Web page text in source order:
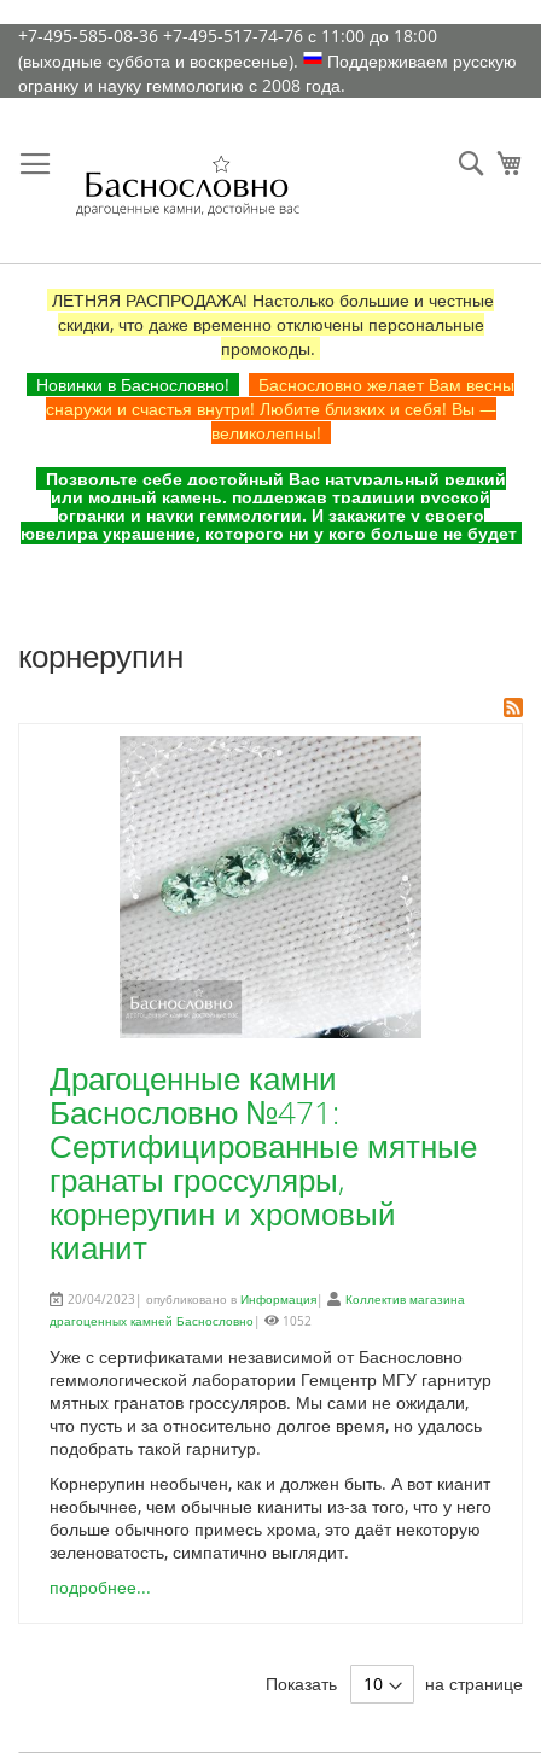
К
содержимому
+7-495-585-08-36 +7-495-517-74-76 с 11:00 до 18:00
(выходные суббота и воскресенье).
Поддерживаем русскую
огранку и науку геммологию с 2008 года.
ЛЕТНЯЯ РАСПРОДАЖА! Настолько большие и честные
скидки, что даже временно отключены персональные
промокоды.
Новинки в Баснословно!
Баснословно желает Вам весны
снаружи и счастья внутри! Любите близких и себя! Вы —
великолепны!
Позвольте себе достойный Вас натуральный редкий
или модный камень, поддержав традиции русской
огранки и науки геммологии. И закажите у своего
ювелира украшение, которого ни у кого больше не будет
корнерупин
Драгоценные камни
Баснословно №471:
Сертифицированные мятные
гранаты гроссуляры,
корнерупин и хромовый
кианит
20/04/2023| опубликовано в Информация|
Коллектив магазина
драгоценных камней Баснословно| 1052
Уже с сертификатами независимой от Баснословно
геммологической лаборатории Гемцентр МГУ гарнитур
мятных гранатов гроссуляров. Мы сами не ожидали,
что пусть и за относительно долгое время, но удалось
подобрать такой гарнитур.
Корнерупин необычен, как и должен быть. А вот кианит
необычнее, чем обычные кианиты из-за того, что у него
больше обычного примесь хрома, это даёт некоторую
зеленоватость, симпатично выглядит.
подробнее...
Показать на странице